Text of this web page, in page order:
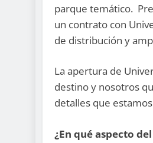
parque temático.
un contrato con
de distribución y
La apertura de
destino y nosotros
detalles que
¿En qué aspecto